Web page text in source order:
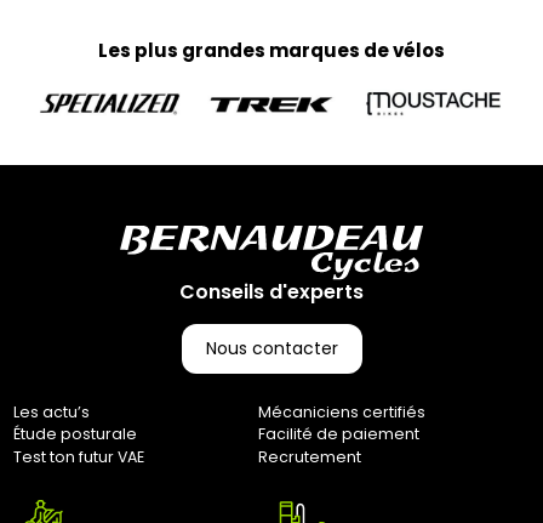
d’expédition les week-ends et jours fériés)
Pour vos équipements lourds, nous faisons appel au
ouvrés. (Pas d’expédition les week-ends et jours fériés)
Comme indiqué dans nos Conditions Générales de Vente
(CGV), les frais de retour sont à votre charge, sauf en cas
d'erreur de notre part. Pour toute question, n'hésitez pas à
nous contacter au 0251064787 ou par e-mail à
marketing@bernaudeaucycles.fr.
70 rue du Clair Bocage
85000, Mouilleron-Le-Captif
Les plus grandes marques de vélos
Conseils d'experts
Nous contacter
Les actu’s
Mécaniciens certifiés
Étude posturale
Facilité de paiement
Test ton futur VAE
Recrutement